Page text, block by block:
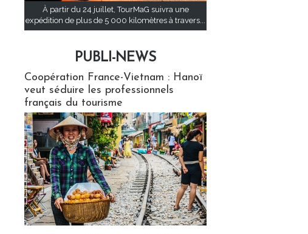
À partir du 24 juillet, TourMaG suivra une
expédition de plus de 5 000 kilomètres à travers...
PUBLI-NEWS
Coopération France-Vietnam : Hanoï
veut séduire les professionnels
français du tourisme